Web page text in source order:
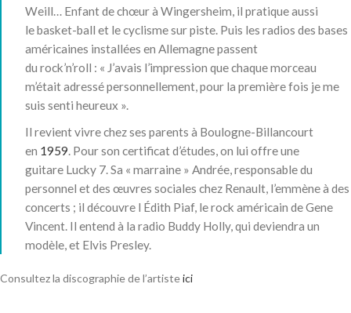
Weill… Enfant de chœur à Wingersheim, il pratique aussi
le basket-ball et le cyclisme sur piste. Puis les radios des bases
américaines installées en Allemagne passent
du rock’n’roll : « J’avais l’impression que chaque morceau
m’était adressé personnellement, pour la première fois je me
suis senti heureux ».
Il revient vivre chez ses parents à Boulogne-Billancourt
en 1959. Pour son certificat d’études, on lui offre une
guitare Lucky 7. Sa « marraine » Andrée, responsable du
personnel et des œuvres sociales chez Renault, l’emmène à des
concerts ; il découvre l Édith Piaf, le rock américain de Gene
Vincent. Il entend à la radio Buddy Holly, qui deviendra un
modèle, et Elvis Presley.
Consultez la discographie de l’artisteici